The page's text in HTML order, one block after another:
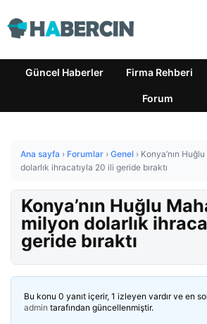
Güncel Haberler Firma Rehberi
Forum
Ana sayfa › Forumlar › Genel › Konya’nın
dolarlık ihracatıyla 20 ili geride bıraktı
Konya’nın Huğlu
milyon dolarlık
geride bıraktı
Bu konu 0 yanıt içerir, 1 izleyen vardır ve en
admin tarafından güncellenmiştir.